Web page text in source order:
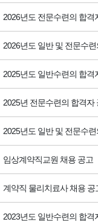
2026년도 전문수련의 합격
2026년도 일반 및 전문수
2025년도 일반수련의 합격
2025년 전문수련의 합격자
2025년도 일반 및 전문수
임상계약직교원 채용 공고
계약직 물리치료사 채용 공
2023년도 일반수련의 합격